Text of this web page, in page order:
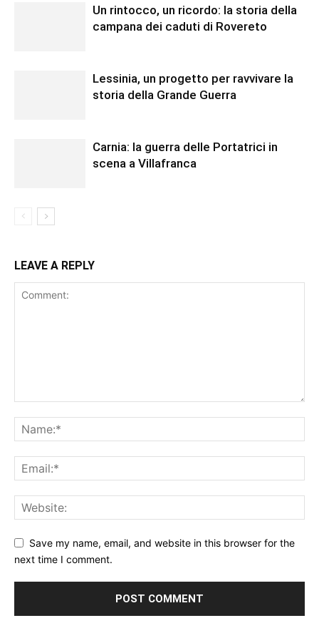
Un rintocco, un ricordo: la storia della
campana dei caduti di Rovereto
Lessinia, un progetto per ravvivare la
storia della Grande Guerra
Carnia: la guerra delle Portatrici in
scena a Villafranca
LEAVE A REPLY
Save my name, email, and website in this browser for the
next time I comment.